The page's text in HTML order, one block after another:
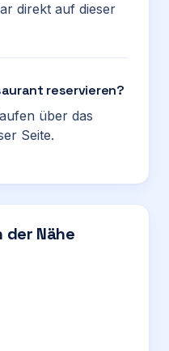
direkt auf dieser
reservieren?
über das
Seite.
der Nähe